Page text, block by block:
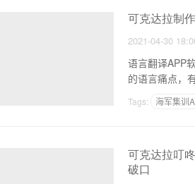
可克达拉制
2021-04-30
语言翻译APP
的语言痛点，
Tags: 海军集训
可克达拉叮
破口